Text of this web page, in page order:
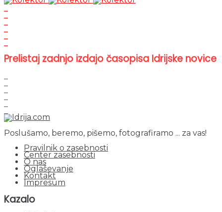
Prelistaj zadnjo izdajo časopisa Idrijske novice
Poslušamo, beremo, pišemo, fotografiramo ... za vas!
Pravilnik o zasebnosti
Center zasebnosti
O nas
Oglaševanje
Kontakt
Impresum
Kazalo